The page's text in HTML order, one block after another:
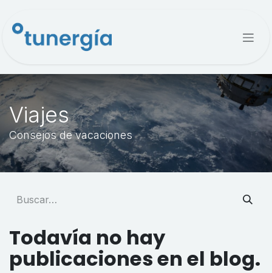
Viajes
Consejos de vacaciones
Todavía no hay
publicaciones en el blog.